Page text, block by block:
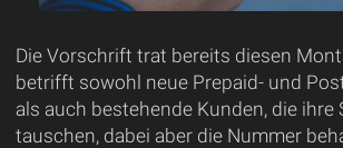
Die Vorschrift trat bereits diesen
betrifft sowohl neue Prepaid- und
als auch bestehende Kunden, die ihre
tauschen, dabei aber die Nummer